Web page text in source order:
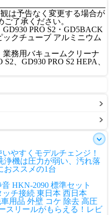
は予告なく変更する場合が
了承ください。
PRO S2・GD5BACK
ックチューブ アルミニウム
業務用バキュームクリーナ
S2、GD930 PRO S2 HEPA、
やすくモデルチェンジ！
浄機は圧力が弱い、汚れ落
ススメの1台
HKN-2090 標準セット
ッチ接続 東日本 西日本
用品 外壁 コケ 除去 高圧
リールがもらえる！レビ